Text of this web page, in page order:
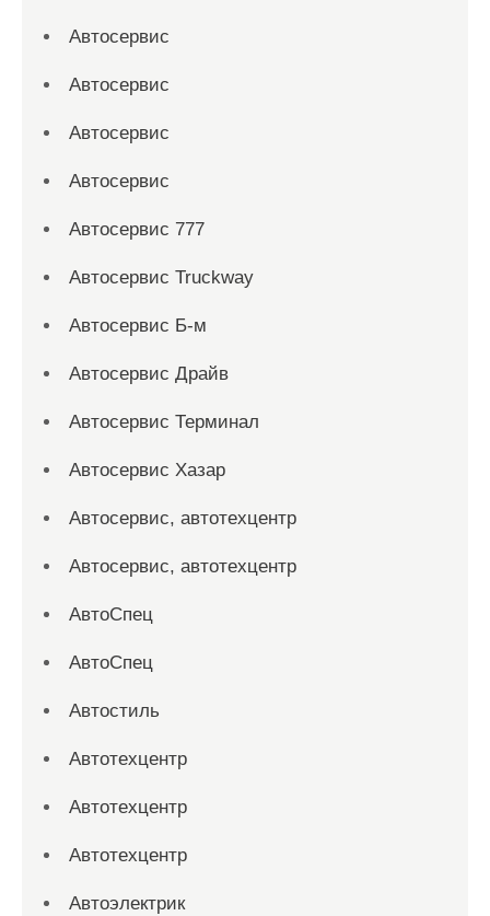
Автосервис
Автосервис
Автосервис
Автосервис
Автосервис 777
Автосервис Truckway
Автосервис Б-м
Автосервис Драйв
Автосервис Терминал
Автосервис Хазар
Автосервис, автотехцентр
Автосервис, автотехцентр
АвтоСпец
АвтоСпец
Автостиль
Автотехцентр
Автотехцентр
Автотехцентр
Автоэлектрик